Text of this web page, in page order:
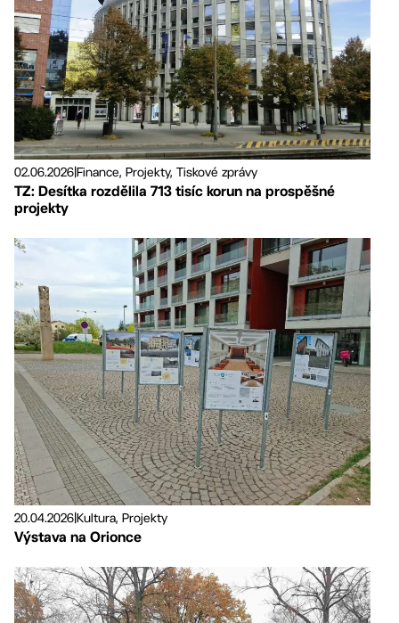
02.06.2026Finance, Projekty, Tiskové zprávy
TZ: Desítka rozdělila 713 tisíc korun na prospěšné
projekty
20.04.2026Kultura, Projekty
Výstava na Orionce